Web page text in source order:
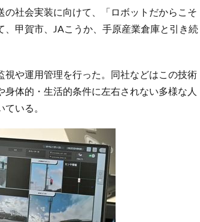
社会実装に向けて、「ロボットだからこそ
甲賀市、JAこうか、手原産業倉庫と引き続
や運用管理を行った。同社などはこの技術
体的・生活的条件に左右されない多様な人
いる。